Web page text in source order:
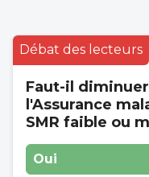
Débat des lecteurs
Faut-il
l'Assurance
SMR faible ou
Oui